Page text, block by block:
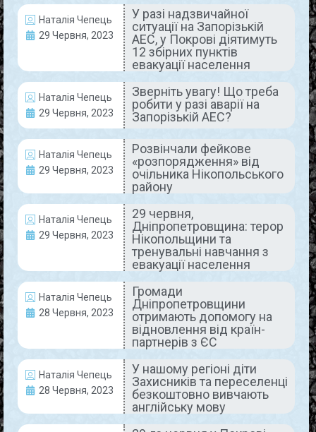
Наталія Чепець
29 Червня, 2023
У разі надзвичайної
ситуації на Запорізькій
АЕС, у Покрові діятимуть
12 збірних пунктів
евакуації населення
Наталія Чепець
29 Червня, 2023
Зверніть увагу! Що треба
робити у разі аварії на
Запорізькій АЕС?
Наталія Чепець
29 Червня, 2023
Розвінчали фейкове
«розпорядження» від
очільника Нікопольського
району
Наталія Чепець
29 Червня, 2023
29 червня,
Дніпропетровщина: терор
Нікопольщини та
тренувальні навчання з
евакуації населення
Наталія Чепець
28 Червня, 2023
Громади
Дніпропетровщини
отримають допомогу на
відновлення від країн-
партнерів з ЄС
Наталія Чепець
28 Червня, 2023
У нашому регіоні діти
Захисників та переселенці
безкоштовно вивчають
англійську мову
АКТУАЛЬНО
У разі надзвичайної ситуації на
Запорізькій АЕС, у Покрові
діятимуть 12 збірних пунктів
евакуації населення
Після відпрацювання спільних дій оперативних
місцями розташування пунктів евакуації людей у
разі надзвичайної ситуації. Інформацію про це
29 Червня, 2023 Коментарів немає